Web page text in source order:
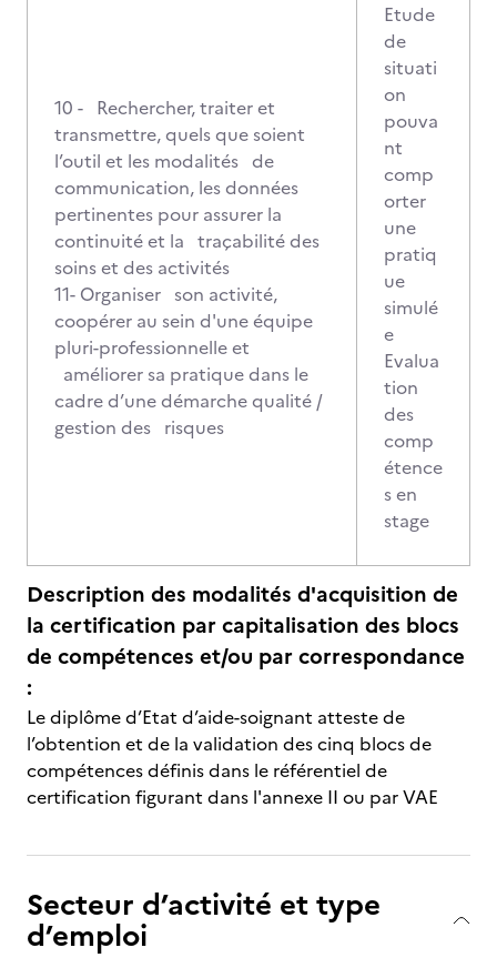
10 - Rechercher, traiter et
transmettre, quels que soient
l’outil et les modalités de
communication, les données
pertinentes pour assurer la
continuité et la traçabilité des
soins et des activités
11- Organiser son activité,
coopérer au sein d'une équipe
pluri-professionnelle et
améliorer sa pratique dans le
cadre d’une démarche qualité /
gestion des risques
Etude
de
situati
on
pouva
nt
comp
orter
une
pratiq
ue
simulé
e
Evalua
tion
des
comp
étence
s en
stage
Description des modalités d'acquisition de
la certification par capitalisation des blocs
de compétences et/ou par correspondance
:
Le diplôme d’Etat d’aide-soignant atteste de
l’obtention et de la validation des cinq blocs de
compétences définis dans le référentiel de
certification figurant dans l'annexe II ou par VAE
Secteur d’activité et type
d’emploi